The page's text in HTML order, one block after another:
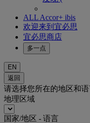
ALL Accor+ ibis
欢迎来到宜必思
宜必思商店
多一点
EN
返回
请选择您所在的地区和语
地理区域
国家/地区 - 语言